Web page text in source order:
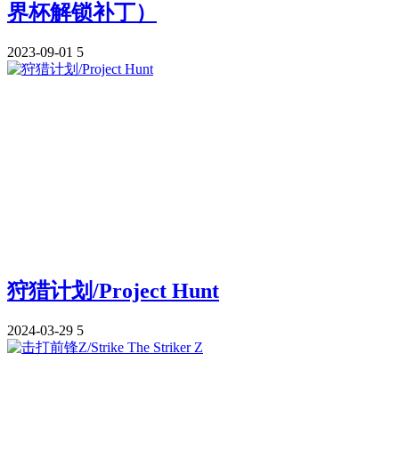
界杯解锁补丁）
2023-09-01 5
狩猎计划/Project Hunt
2024-03-29 5